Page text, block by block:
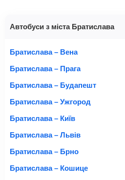
Автобуси з міста Братислава
Братислава – Вена
Братислава – Прага
Братислава – Будапешт
Братислава – Ужгород
Братислава – Київ
Братислава – Львів
Братислава – Брно
Братислава – Кошице